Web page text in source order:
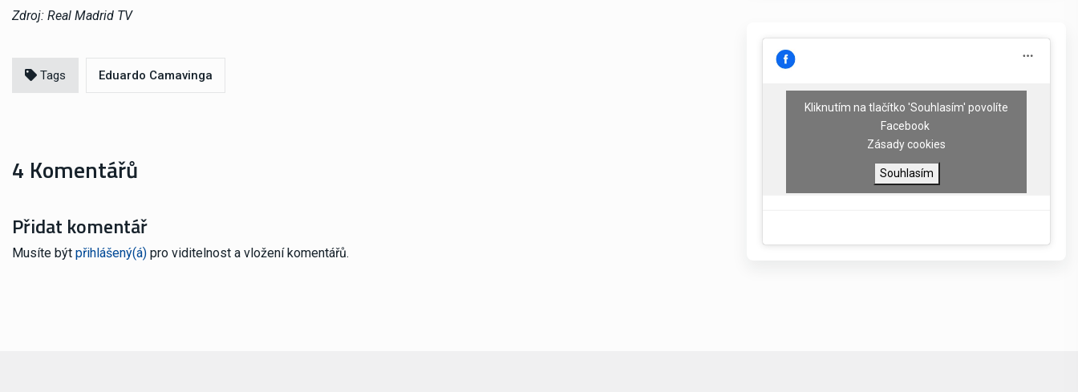
Zdroj: Real Madrid TV
Tags Eduardo Camavinga
4 Komentářů
Přidat komentář
Musíte být přihlášený(á) pro viditelnost a vložení komentářů.
Kliknutím na tlačítko 'Souhlasím' povolíte
Facebook
Zásady cookies
Souhlasím